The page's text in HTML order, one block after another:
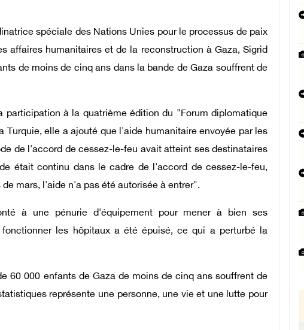
spéciale des Nations Unies pour le processus de paix
affaires humanitaires et de la reconstruction à Gaza, Sigrid
de moins de cinq ans dans la bande de Gaza souffrent de
participation à la quatrième édition du "Forum diplomatique
Turquie, elle a ajouté que l'aide humanitaire envoyée par les
de l'accord de cessez-le-feu avait atteint ses destinataires
était continu dans le cadre de l'accord de cessez-le-feu,
mars, l'aide n'a pas été autorisée à entrer".
à une pénurie d'équipement pour mener à bien ses
les hôpitaux a été épuisé, ce qui a perturbé la
60 000 enfants de Gaza de moins de cinq ans souffrent de
représente une personne, une vie et une lutte pour